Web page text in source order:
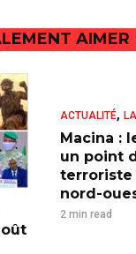
AIMER
ACTUALITÉ,
Macina :
un point
terroriste
nord-
2 min read